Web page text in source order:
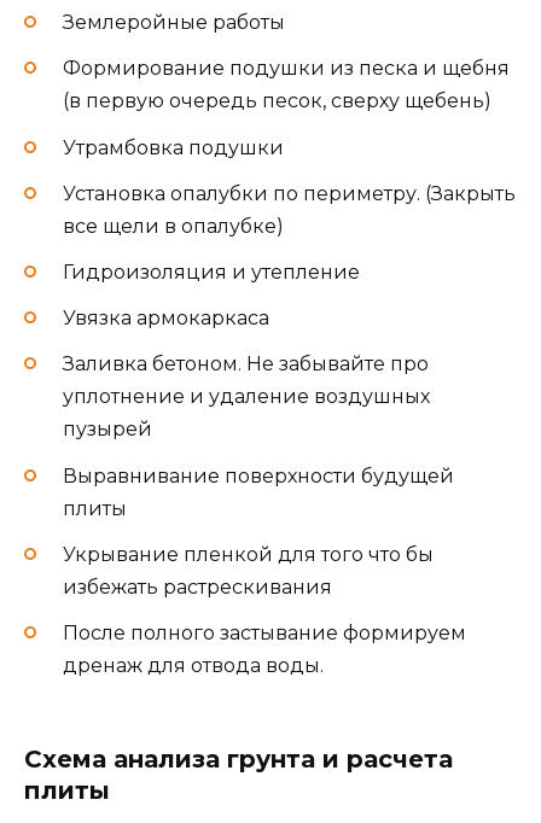
Землеройные работы
Формирование подушки из песка и щебня
(в первую очередь песок, сверху щебень)
Утрамбовка подушки
Установка опалубки по периметру. (Закрыть
все щели в опалубке)
Гидроизоляция и утепление
Увязка армокаркаса
Заливка бетоном. Не забывайте про
уплотнение и удаление воздушных
пузырей
Выравнивание поверхности будущей
плиты
Укрывание пленкой для того что бы
избежать растрескивания
После полного застывание формируем
дренаж для отвода воды.
Схема анализа грунта и расчета
плиты